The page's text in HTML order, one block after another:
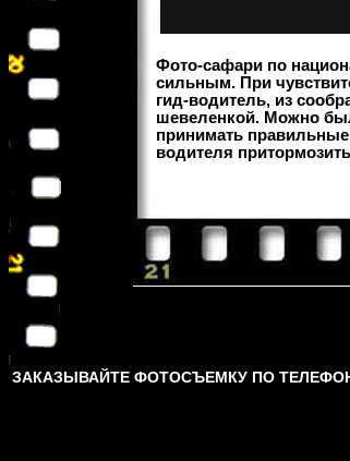
Фото-сафари по
сильным. При
гид-водитель, из
шевеленкой. Можно
принимать
водителя
ЗАКАЗЫВАЙТЕ ФОТОСЪЕМКУ ПО